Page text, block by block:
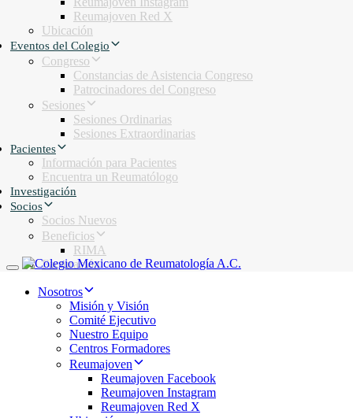
Reumajoven Red X
Ubicación
Eventos del Colegio
Congreso
Constancias de Asistencia Congreso
Patrocinadores del Congreso
Sesiones
Sesiones Ordinarias
Sesiones Extraordinarias
Pacientes
Información para Pacientes
Encuentra un Reumatólogo
Investigación
Socios
Socios Nuevos
Beneficios
RIMA
Facturación
Toggle navigation
Nosotros
Misión y Visión
Comité Ejecutivo
Nuestro Equipo
Centros Formadores
Reumajoven
Reumajoven Facebook
Reumajoven Instagram
Reumajoven Red X